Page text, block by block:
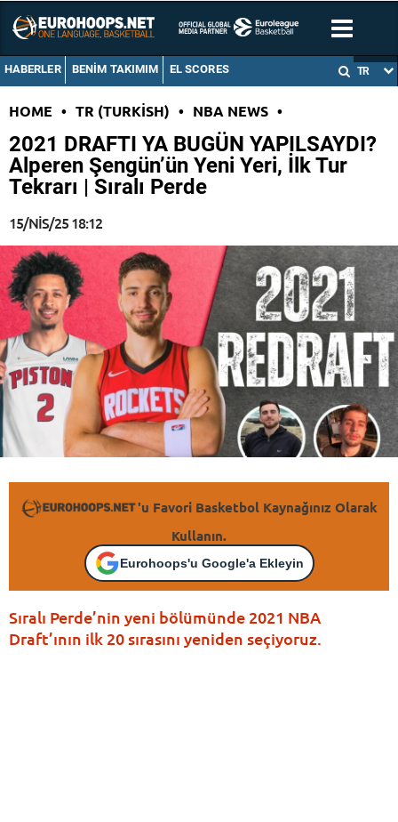
HABERLER BENIM TAKIMIM EL SCORES TR
HOME • TR (TURKISH) • NBA NEWS •
2021 DRAFTI YA BUGÜN YAPILSAYDI?
Alperen Şengün’ün Yeni Yeri, İlk Tur
Tekrarı | Sıralı Perde
15/NIS/25 18:12
'u Favori Basketbol Kaynağınız Olarak
Kullanın.
Eurohoops'u Google'a Ekleyin
Sıralı Perde’nin yeni bölümünde 2021 NBA
Draft’ının ilk 20 sırasını yeniden seçiyoruz.